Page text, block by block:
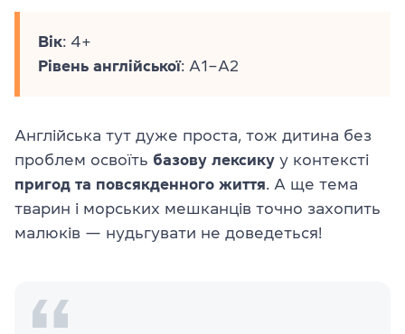
Вік: 4+
Рівень англійської: A1–A2
Англійська тут дуже проста, тож дитина без
проблем освоїть базову лексику у контексті
пригод та повсякденного життя. А ще тема
тварин і морських мешканців точно захопить
малюків — нудьгувати не доведеться!